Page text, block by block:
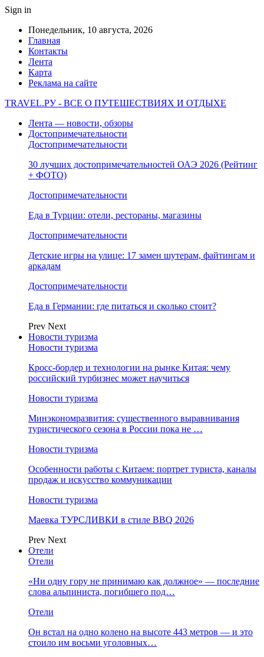
Sign in
Понедельник, 10 августа, 2026
Главная
Контакты
Лента
Карта
Реклама на сайте
TRAVEL.РУ - ВСЕ О ПУТЕШЕСТВИЯХ И ОТДЫХЕ
Лента — новости, обзоры
Достопримечательности
Достопримечательности
30 лучших достопримечательностей ОАЭ 2026 (Рейтинг
+ ФОТО)
Достопримечательности
Еда в Турции: отели, рестораны, магазины
Достопримечательности
Детские игры на улице: 17 замен шутерам, файтингам и
аркадам
Достопримечательности
Еда в Германии: где питаться и сколько стоит?
Prev Next
Новости туризма
Новости туризма
Кросс-бордер и технологии на рынке Китая: чему
российский турбизнес может научиться
Новости туризма
Минэкономразвития: существенного выравнивания
туристического сезона в России пока не …
Новости туризма
Особенности работы с Китаем: портрет туриста, каналы
продаж и искусство коммуникации
Новости туризма
Маевка ТУРСЛИВКИ в стиле BBQ 2026
Prev Next
Отели
Отели
«Ни одну гору не принимаю как должное» — последние
слова альпиниста, погибшего под…
Отели
Он встал на одно колено на высоте 443 метров — и это
стоило им восьми уголовных…